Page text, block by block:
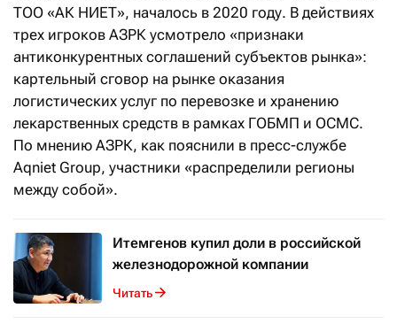
ТОО «АК НИЕТ», началось в 2020 году. В действиях
трех игроков АЗРК усмотрело «признаки
антиконкурентных соглашений субъектов рынка»:
картельный сговор на рынке оказания
логистических услуг по перевозке и хранению
лекарственных средств в рамках ГОБМП и ОСМС.
По мнению АЗРК, как пояснили в пресс-службе
Aqniet Group, участники «распределили регионы
между собой».
Итемгенов купил доли в российской
железнодорожной компании
Читать